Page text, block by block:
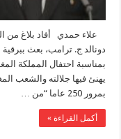
علاء حمدي أفاد بلاغ من
دونالد ج. ترامب، بعث
يهنئ فيها جلالته والشعب
بمرور 250 عاما “من …
أكمل القراءة »